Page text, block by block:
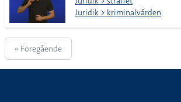
Juridik > kriminalvården
« Föregående